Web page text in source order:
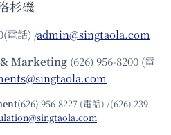
杉磯
電話) /admin@singtaola.com
Marketing (626) 956-8200 (電
(626) 956-8227 (電話) /(626) 239-